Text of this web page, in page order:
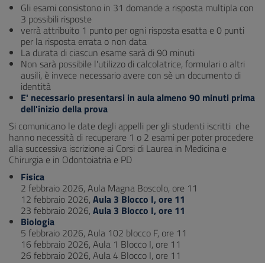
Gli esami consistono in 31 domande a risposta multipla con
3 possibili risposte
verrà attribuito 1 punto per ogni risposta esatta e 0 punti
per la risposta errata o non data
La durata di ciascun esame sarà di 90 minuti
Non sarà possibile l'utilizzo di calcolatrice, formulari o altri
ausili, è invece necessario avere con sè un documento di
identità
E' necessario presentarsi in aula almeno 90 minuti prima
dell'inizio della prova
Si comunicano le date degli appelli per gli studenti iscritti che
hanno necessità di recuperare 1 o 2 esami per poter procedere
alla successiva iscrizione ai Corsi di Laurea in Medicina e
Chirurgia e in Odontoiatria e PD
Fisica
2 febbraio 2026, Aula Magna Boscolo, ore 11
12 febbraio 2026, Aula 3 Blocco I, ore 11
23 febbraio 2026, Aula 3 Blocco I, ore 11
Biologia
5 febbraio 2026, Aula 102 blocco F, ore 11
16 febbraio 2026, Aula 1 Blocco I, ore 11
26 febbraio 2026, Aula 4 Blocco I, ore 11